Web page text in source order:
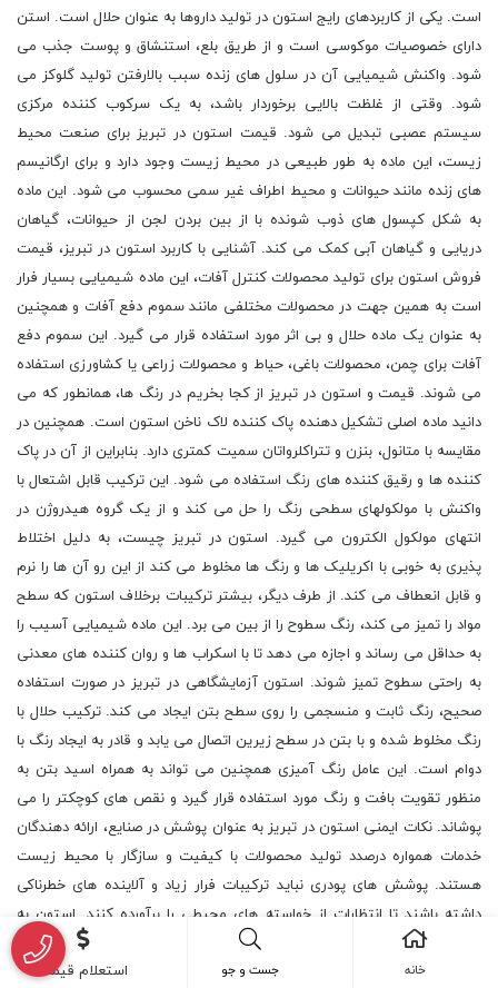
است. یکی از کاربردهای رایج استون در تولید داروها به عنوان حلال است. استن
دارای خصوصیات موکوسی است و از طریق بلع، استنشاق و پوست جذب می
شود. واکنش شیمیایی آن در سلول های زنده سبب بالارفتن تولید گلوکز می
شود. وقتی از غلظت بالایی برخوردار باشد، به یک سرکوب کننده مرکزی
سیستم عصبی تبدیل می شود. قیمت استون در تبریز برای صنعت محیط
زیست، این ماده به طور طبیعی در محیط زیست وجود دارد و برای ارگانیسم
های زنده مانند حیوانات و محیط اطراف غیر سمی محسوب می شود. این ماده
به شکل کپسول های ذوب شونده با از بین بردن لجن از حیوانات، گیاهان
دریایی و گیاهان آبی کمک می کند. آشنایی با کاربرد استون در تبریز، قیمت
فروش استون برای تولید محصولات کنترل آفات، این ماده شیمیایی بسیار فرار
است به همین جهت در محصولات مختلفی مانند سموم دفع آفات و همچنین
به عنوان یک ماده حلال و بی اثر مورد استفاده قرار می گیرد. این سموم دفع
آفات برای چمن، محصولات باغی، حیاط و محصولات زراعی یا کشاورزی استفاده
می شوند. قیمت و استون در تبریز از کجا بخریم در رنگ ها، همانطور که می
دانید ماده اصلی تشکیل دهنده پاک کننده لاک ناخن استون است. همچنین در
مقایسه با متانول، بنزن و تتراکلرواتان سمیت کمتری دارد. بنابراین از آن در پاک
کننده ها و رقیق کننده های رنگ استفاده می شود. این ترکیب قابل اشتعال با
واکنش با مولکولهای سطحی رنگ را حل می کند و از یک گروه هیدروژن در
انتهای مولکول الکترون می گیرد. استون در تبریز چیست، به دلیل اختلاط
پذیری به خوبی با اکریلیک ها و رنگ ها مخلوط می کند از این رو آن ها را نرم
و قابل انعطاف می کند. از طرف دیگر، بیشتر ترکیبات برخلاف استون که سطح
مواد را تمیز می کند، رنگ سطوح را از بین می برد. این ماده شیمیایی آسیب را
به حداقل می رساند و اجازه می دهد تا با اسکراب ها و روان کننده های معدنی
به راحتی سطوح تمیز شوند. استون آزمایشگاهی در تبریز در صورت استفاده
صحیح، رنگ ثابت و منسجمی را روی سطح بتن ایجاد می کند. ترکیب حلال با
رنگ مخلوط شده و با بتن در سطح زیرین اتصال می یابد و قادر به ایجاد رنگ با
دوام است. این عامل رنگ آمیزی همچنین می تواند به همراه اسید بتن به
منظور تقویت بافت و رنگ مورد استفاده قرار گیرد و نقص های کوچکتر را می
پوشاند. نکات ایمنی استون در تبریز به عنوان پوشش در صنایع، ارائه دهندگان
خدمات همواره درصدد تولید محصولات با کیفیت و سازگار با محیط زیست
هستند. پوشش های پودری نباید ترکیبات فرار زیاد و آلاینده های خطرناکی
داشته باشند تا انتظارات از خواسته های محیطی را برآورده کنند. استون به
عنوان یک حلال موثر می تواند برای تمیز کردن پوشش انواع تجهیزات حمل و
نقل مورد استفاده قرار گیرد. بزرگترین مرکز فروش استون تبریز در مصارف
خانه جست و جو استعلام قیمت